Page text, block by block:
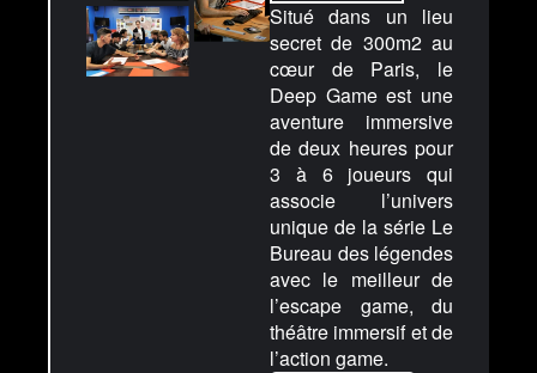
Situé dans un lieu
secret de 300m2 au
cœur de Paris, le
Deep Game est une
aventure immersive
de deux heures pour
3 à 6 joueurs qui
associe l’univers
unique de la série Le
Bureau des légendes
avec le meilleur de
l’escape game, du
théâtre immersif et de
l’action game.